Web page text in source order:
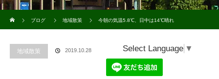
ブログ
地域散策 今朝の気温5.8℃、日中は14℃晴れ
地域散策 2019.10.28 Select Language ▼